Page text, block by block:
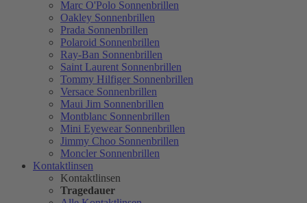
Marc O'Polo Sonnenbrillen
Oakley Sonnenbrillen
Prada Sonnenbrillen
Polaroid Sonnenbrillen
Ray-Ban Sonnenbrillen
Saint Laurent Sonnenbrillen
Tommy Hilfiger Sonnenbrillen
Versace Sonnenbrillen
Maui Jim Sonnenbrillen
Montblanc Sonnenbrillen
Mini Eyewear Sonnenbrillen
Jimmy Choo Sonnenbrillen
Moncler Sonnenbrillen
Kontaktlinsen
Kontaktlinsen
Tragedauer